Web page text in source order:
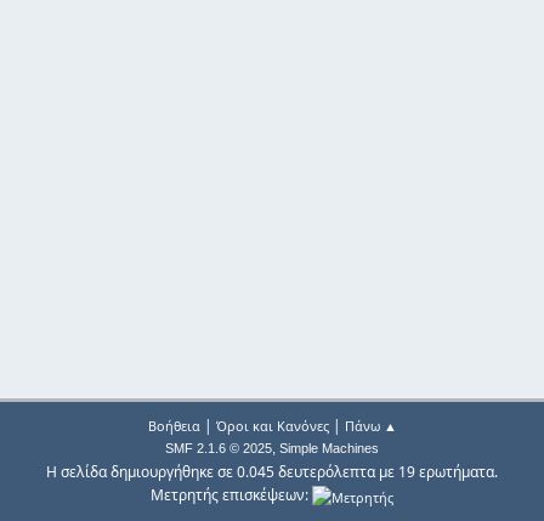
Βοήθεια| Όροι και Κανόνες| Πάνω ▲
SMF 2.1.6 © 2025, Simple Machines
Η σελίδα δημιουργήθηκε σε 0.045 δευτερόλεπτα με 19 ερωτήματα.
Μετρητής επισκέψεων: